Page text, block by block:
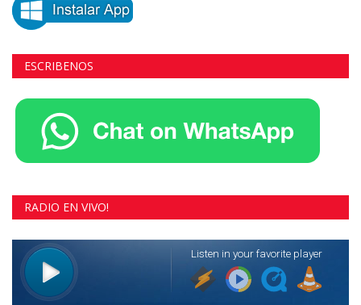
ESCRIBENOS
RADIO EN VIVO!